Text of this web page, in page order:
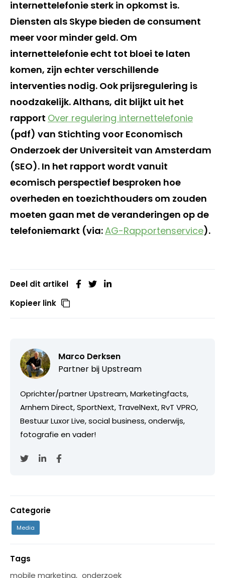
internettelefonie sterk in opkomst is.
Diensten als Skype bieden de consument
meer voor minder geld. Om
internettelefonie echt tot bloei te laten
komen, zijn echter verschillende
interventies nodig. Ook prijsregulering is
noodzakelijk. Althans, dit blijkt uit het
rapport Over regulering internettelefonie
(pdf) van Stichting voor Economisch
Onderzoek der Universiteit van Amsterdam
(SEO). In het rapport wordt vanuit
ecomisch perspectief besproken hoe
overheden en toezichthouders om zouden
moeten gaan met de veranderingen op de
telefoniemarkt (via:AG-Rapportenservice).
Deel dit artikel
Kopieer link
Marco Derksen
Partner bij Upstream
Oprichter/partner Upstream, Marketingfacts,
Arnhem Direct, SportNext, TravelNext, RvT VPRO,
Bestuur Luxor Live, social business, onderwijs,
fotografie en vader!
Categorie
Media
Tags
mobile marketing, onderzoek